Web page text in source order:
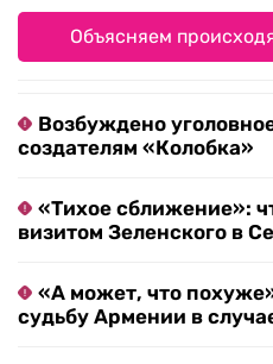
Объясняем
Возбуждено
создателям «Колобка»
«Тихое сближение»:
визитом Зеленского в
«А может, что
судьбу Армении в